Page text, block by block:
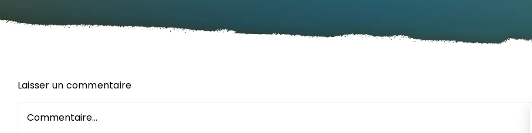
Laisser un commentaire